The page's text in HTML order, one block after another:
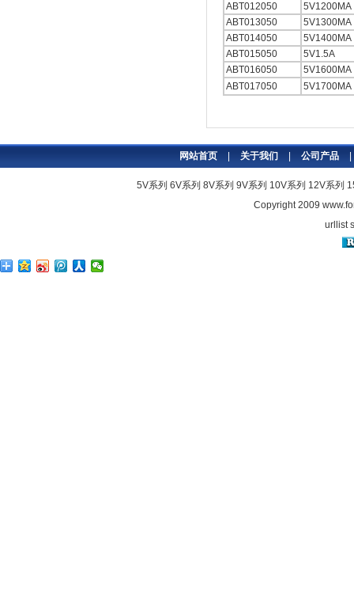
ABT012050
5V1200MA
ABT013050
5V1300MA
ABT014050
5V1400MA
ABT015050
5V1.5A
ABT016050
5V1600MA
ABT017050
5V1700MA
网站首页 关于我们 公司产品
5V系列 6V系列 8V系列 9V系列 10V系列 12V系列
Copyright 2009
urllist